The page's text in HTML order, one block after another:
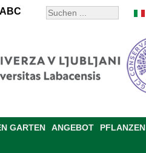
ABC
GARTEN ANGEBOT PFLANZEN